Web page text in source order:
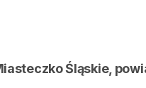
Śląskie,